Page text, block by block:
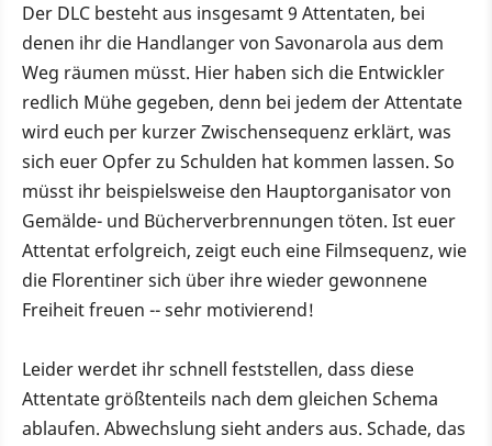
Der DLC besteht aus insgesamt 9 Attentaten, bei
denen ihr die Handlanger von Savonarola aus dem
Weg räumen müsst. Hier haben sich die Entwickler
redlich Mühe gegeben, denn bei jedem der Attentate
wird euch per kurzer Zwischensequenz erklärt, was
sich euer Opfer zu Schulden hat kommen lassen. So
müsst ihr beispielsweise den Hauptorganisator von
Gemälde- und Bücherverbrennungen töten. Ist euer
Attentat erfolgreich, zeigt euch eine Filmsequenz, wie
die Florentiner sich über ihre wieder gewonnene
Freiheit freuen -- sehr motivierend!
Leider werdet ihr schnell feststellen, dass diese
Attentate größtenteils nach dem gleichen Schema
ablaufen. Abwechslung sieht anders aus. Schade, das